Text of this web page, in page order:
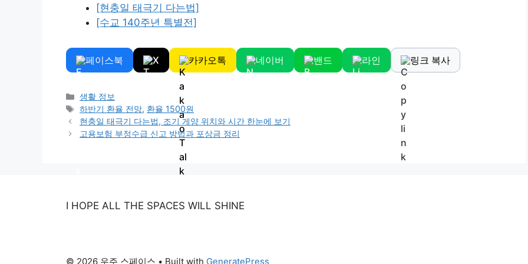
[현충일 태극기 다는법]
[수교 140주년 특별전]
페이스북 X 카카오톡 네이버 밴드 라인 링크 복사
Categories
생활 정보
Tags
하반기 환율 전망, 환율 1500원
현충일 태극기 다는법, 조기 게양 위치와 시간 한눈에 보기
고용보험 부정수급 신고 방법과 포상금 정리
I HOPE ALL THE SPACES WILL SHINE
© 2026 우주 스페이스 • Built with GeneratePress